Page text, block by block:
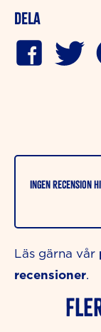
Dela
Ingen recension
Läs gärna vår
recensioner.